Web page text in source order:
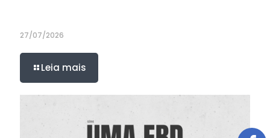
27/07/2026
Leia mais